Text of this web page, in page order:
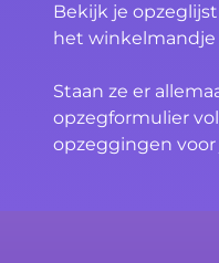
Bekijk je
het
Staan ze er
opzegformulier
opzeggingen voor